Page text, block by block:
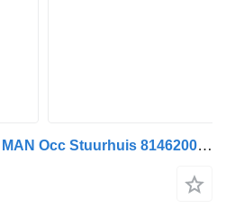
Crémaillère de direction MAN Occ Stuurhuis 81462006552 pour camion